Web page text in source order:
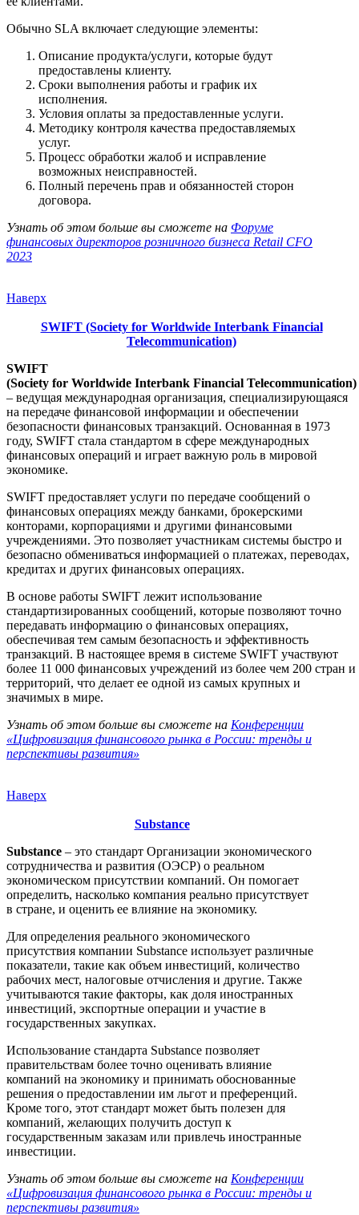
Обычно SLA включает следующие элементы:
Описание продукта/услуги, которые будут
предоставлены клиенту.
Сроки выполнения работы и график их
исполнения.
Условия оплаты за предоставленные услуги.
Методику контроля качества предоставляемых
услуг.
Процесс обработки жалоб и исправление
возможных неисправностей.
Полный перечень прав и обязанностей сторон
договора.
Узнать об этом больше вы сможете на Форуме
финансовых директоров розничного бизнеса Retail CFO
2023
Наверх
SWIFT (Society for Worldwide Interbank Financial
Telecommunication)
SWIFT
(Society for Worldwide Interbank Financial Telecommunication)
– ведущая международная организация, специализирующаяся
на передаче финансовой информации и обеспечении
безопасности финансовых транзакций. Основанная в 1973
году, SWIFT стала стандартом в сфере международных
финансовых операций и играет важную роль в мировой
экономике.
SWIFT предоставляет услуги по передаче сообщений о
финансовых операциях между банками, брокерскими
конторами, корпорациями и другими финансовыми
учреждениями. Это позволяет участникам системы быстро и
безопасно обмениваться информацией о платежах, переводах,
кредитах и других финансовых операциях.
В основе работы SWIFT лежит использование
стандартизированных сообщений, которые позволяют точно
передавать информацию о финансовых операциях,
обеспечивая тем самым безопасность и эффективность
транзакций. В настоящее время в системе SWIFT участвуют
более 11 000 финансовых учреждений из более чем 200 стран и
территорий, что делает ее одной из самых крупных и
значимых в мире.
Узнать об этом больше вы сможете на Конференции
«Цифровизация финансового рынка в России: тренды и
перспективы развития»
Наверх
Substance
Substance – это стандарт Организации экономического
сотрудничества и развития (ОЭСР) о реальном
экономическом присутствии компаний. Он помогает
определить, насколько компания реально присутствует
в стране, и оценить ее влияние на экономику.
Для определения реального экономического
присутствия компании Substance использует различные
показатели, такие как объем инвестиций, количество
рабочих мест, налоговые отчисления и другие. Также
учитываются такие факторы, как доля иностранных
инвестиций, экспортные операции и участие в
государственных закупках.
Использование стандарта Substance позволяет
правительствам более точно оценивать влияние
компаний на экономику и принимать обоснованные
решения о предоставлении им льгот и преференций.
Кроме того, этот стандарт может быть полезен для
компаний, желающих получить доступ к
государственным заказам или привлечь иностранные
инвестиции.
Узнать об этом больше вы сможете на Конференции
«Цифровизация финансового рынка в России: тренды и
перспективы развития»